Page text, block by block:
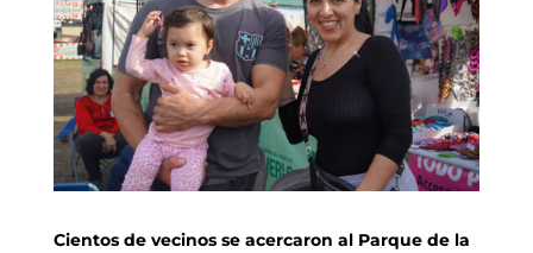
Cientos de vecinos se acercaron al Parque de la